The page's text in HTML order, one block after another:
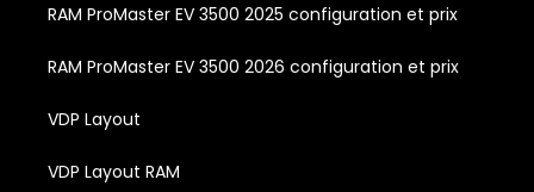
RAM ProMaster EV 3500 2025 configuration et prix
RAM ProMaster EV 3500 2026 configuration et prix
VDP Layout
VDP Layout RAM